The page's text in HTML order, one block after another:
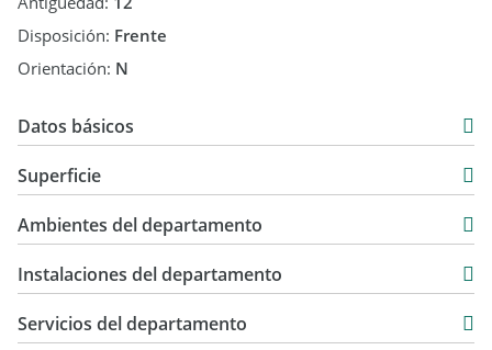
Disposición: Frente
Orientación: N
Datos básicos
Venta
USD 116.800
Superficie
60 m2
Ambientes del departamento
Instalaciones del departamento
Servicios del departamento